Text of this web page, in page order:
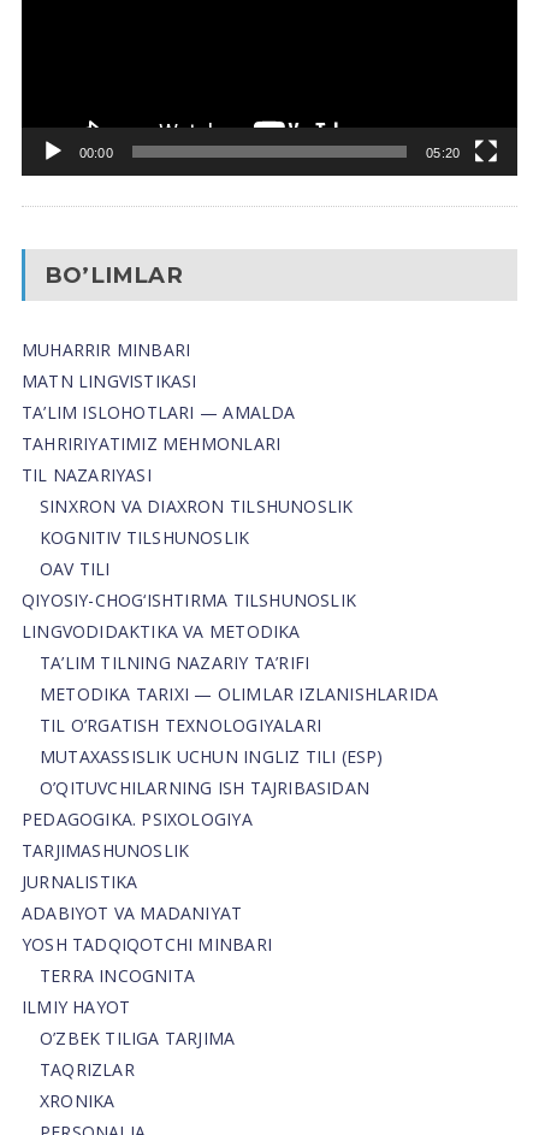
00:00 05:20
BO’LIMLAR
MUHARRIR MINBARI
MATN LINGVISTIKASI
TA’LIM ISLOHOTLARI — AMALDA
TAHRIRIYATIMIZ MEHMONLARI
TIL NAZARIYASI
SINXRON VA DIAXRON TILSHUNOSLIK
KOGNITIV TILSHUNOSLIK
OAV TILI
QIYOSIY-CHOG‘ISHTIRMA TILSHUNOSLIK
LINGVODIDAKTIKA VA METODIKA
TA’LIM TILNING NAZARIY TA’RIFI
METODIKA TARIXI — OLIMLAR IZLANISHLARIDA
TIL O’RGATISH TEXNOLOGIYALARI
MUTAXASSISLIK UCHUN INGLIZ TILI (ESP)
O’QITUVCHILARNING ISH TAJRIBASIDAN
PEDAGOGIKA. PSIXOLOGIYA
TARJIMASHUNOSLIK
JURNALISTIKA
ADABIYOT VA MADANIYAT
YOSH TADQIQOTCHI MINBARI
TERRA INCOGNITA
ILMIY HAYOT
O’ZBEK TILIGA TARJIMA
TAQRIZLAR
XRONIKA